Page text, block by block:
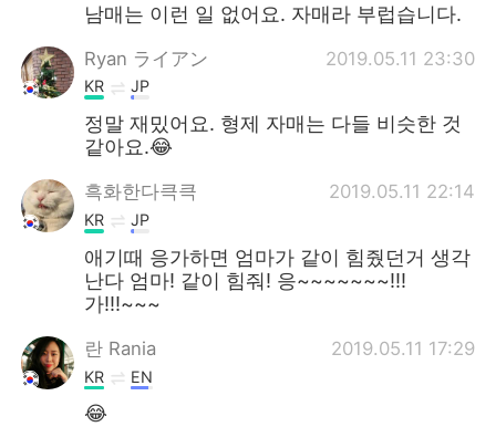
남매는 이런 일 없어요. 자매라 부럽습니다.
Ryan ライアン 2019.05.11 23:30
KR JP
정말 재밌어요. 형제 자매는 다들 비슷한 것
같아요.😂
흑화한다큭큭 2019.05.11 22:14
KR JP
애기때 응가하면 엄마가 같이 힘줬던거 생각
난다 엄마! 같이 힘줘! 응~~~~~~~!!!
가!!!~~~
란 Rania 2019.05.11 17:29
KR EN
😂